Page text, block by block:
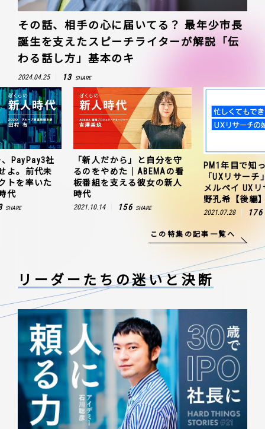
その話、相手の心に届いてる？ 最年少市長
誕生を支えたスピーチライターが解説「伝
わる話し方」基本のキ
2024.04.25 13 SHARE
PayPay3社
よ。前代未
トを率いた
代
SHARE
「新人だから」と自分を守
るのをやめた｜ABEMAの看
板番組を支える彼女の新人
時代
2021.10.14 156 SHARE
PM1年目で知
「UXリサー
メルペイ UX
野孔希【後編
2021.07.28 176
この特集の記事一覧へ
リーダーたちの迷いと決断